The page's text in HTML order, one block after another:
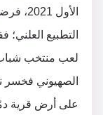
الأول
التطبيع العلني؛
لعب منتخب شباب
الصهيوني فخسر
على أرض قرية